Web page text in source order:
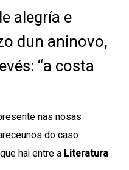
alegría e
dun aninovo,
“a costa
nas nosas
do caso
hai entre aLiteratura